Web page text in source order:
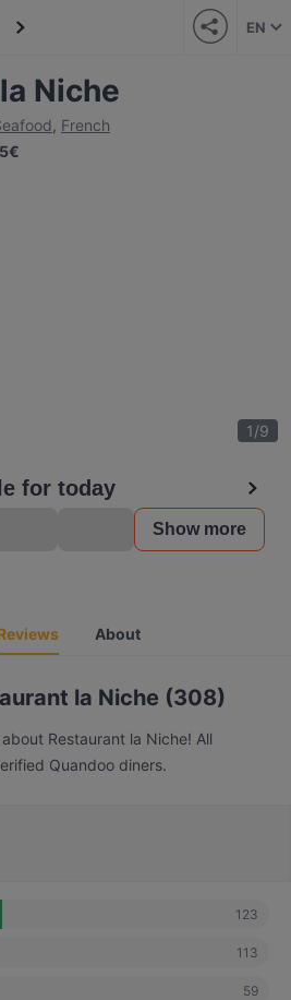
EN
Niche
, French
1/9
for today
Show more
About
la Niche (308)
Restaurant la Niche! All
Quandoo diners.
123
113
59